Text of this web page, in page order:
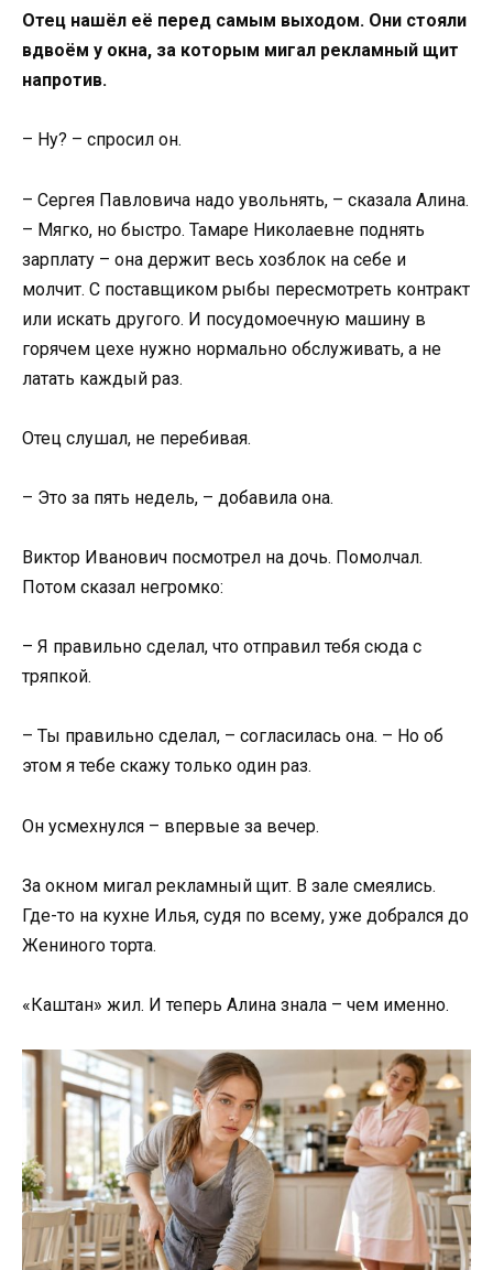
Отец нашёл её перед самым выходом. Они стояли
вдвоём у окна, за которым мигал рекламный щит
напротив.
– Ну? – спросил он.
– Сергея Павловича надо увольнять, – сказала Алина.
– Мягко, но быстро. Тамаре Николаевне поднять
зарплату – она держит весь хозблок на себе и
молчит. С поставщиком рыбы пересмотреть контракт
или искать другого. И посудомоечную машину в
горячем цехе нужно нормально обслуживать, а не
латать каждый раз.
Отец слушал, не перебивая.
– Это за пять недель, – добавила она.
Виктор Иванович посмотрел на дочь. Помолчал.
Потом сказал негромко:
– Я правильно сделал, что отправил тебя сюда с
тряпкой.
– Ты правильно сделал, – согласилась она. – Но об
этом я тебе скажу только один раз.
Он усмехнулся – впервые за вечер.
За окном мигал рекламный щит. В зале смеялись.
Где-то на кухне Илья, судя по всему, уже добрался до
Жениного торта.
«Каштан» жил. И теперь Алина знала – чем именно.